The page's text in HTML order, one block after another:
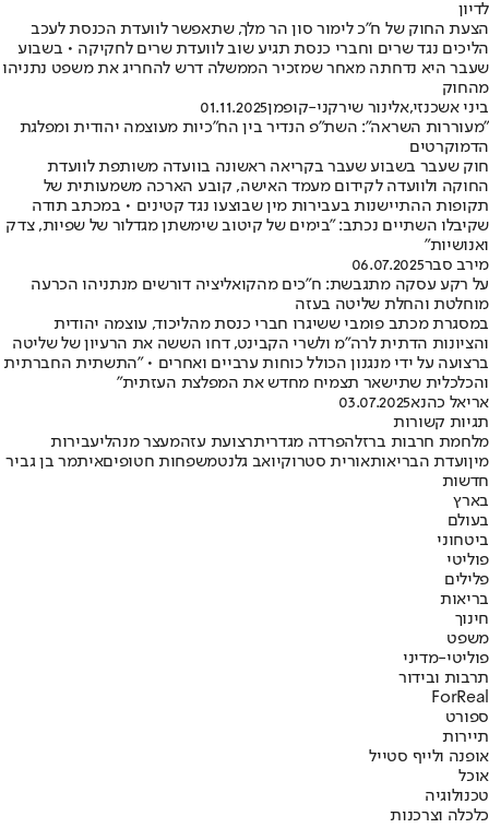
לדיון
הצעת החוק של ח"כ לימור סון הר מלך, שתאפשר לוועדת הכנסת לעכב
הליכים נגד שרים וחברי כנסת תגיע שוב לוועדת שרים לחקיקה • בשבוע
שעבר היא נדחתה מאחר שמזכיר הממשלה דרש להחריג את משפט נתניהו
מהחוק
ביני אשכנזי,אלינור שירקני-קופמן01.11.2025
"מעוררות השראה": השת"פ הנדיר בין הח"כיות מעוצמה יהודית ומפלגת
הדמוקרטים
חוק שעבר בשבוע שעבר בקריאה ראשונה בוועדה משותפת לוועדת
החוקה ולוועדה לקידום מעמד האישה, קובע הארכה משמעותית של
תקופות ההתיישנות בעבירות מין שבוצעו נגד קטינים • במכתב תודה
שקיבלו השתיים נכתב: "בימים של קיטוב שימשתן מגדלור של שפיות, צדק
ואנושיות"
מירב סבר06.07.2025
על רקע עסקה מתגבשת: ח"כים מהקואליציה דורשים מנתניהו הכרעה
מוחלטת והחלת שליטה בעזה
במסגרת מכתב פומבי ששיגרו חברי כנסת מהליכוד, עוצמה יהודית
והציונות הדתית לרה"מ ולשרי הקבינט, דחו הששה את הרעיון של שליטה
ברצועה על ידי מנגנון הכולל כוחות ערביים ואחרים • "התשתית החברתית
והכלכלית שתישאר תצמיח מחדש את המפלצת העזתית"
אריאל כהנא03.07.2025
תגיות קשורות
מלחמת חרבות ברזלהפרדה מגדריתרצועת עזהמעצר מנהליעבירות
מיןועדת הבריאותאורית סטרוקיואב גלנטמשפחות חטופיםאיתמר בן גביר
חדשות
בארץ
בעולם
ביטחוני
פוליטי
פלילים
בריאות
חינוך
משפט
פוליטי-מדיני
תרבות ובידור
ForReal
ספורט
תיירות
אופנה ולייף סטייל
אוכל
טכנולוגיה
כלכלה וצרכנות